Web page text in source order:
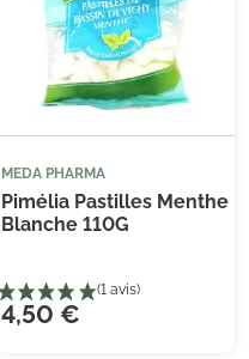
MEDA PHARMA
Pimélia Pastilles Menthe
Blanche 110G
4,50 €